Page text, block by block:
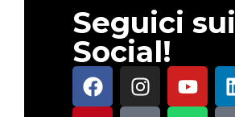
Seguici sui
Social!